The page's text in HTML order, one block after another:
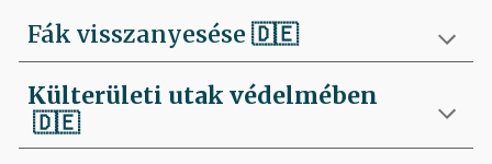
Fák visszanyesése🇩🇪
Külterületi utak védelmében
🇩🇪